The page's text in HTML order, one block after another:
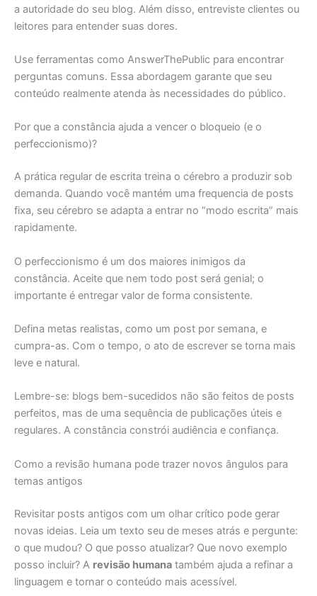
a autoridade do seu blog. Além disso, entreviste clientes ou
leitores para entender suas dores.
Use ferramentas como AnswerThePublic para encontrar
perguntas comuns. Essa abordagem garante que seu
conteúdo realmente atenda às necessidades do público.
Por que a constância ajuda a vencer o bloqueio (e o
perfeccionismo)?
A prática regular de escrita treina o cérebro a produzir sob
demanda. Quando você mantém uma frequencia de posts
fixa, seu cérebro se adapta a entrar no “modo escrita” mais
rapidamente.
O perfeccionismo é um dos maiores inimigos da
constância. Aceite que nem todo post será genial; o
importante é entregar valor de forma consistente.
Defina metas realistas, como um post por semana, e
cumpra-as. Com o tempo, o ato de escrever se torna mais
leve e natural.
Lembre-se: blogs bem-sucedidos não são feitos de posts
perfeitos, mas de uma sequência de publicações úteis e
regulares. A constância constrói audiência e confiança.
Como a revisão humana pode trazer novos ângulos para
temas antigos
Revisitar posts antigos com um olhar crítico pode gerar
novas ideias. Leia um texto seu de meses atrás e pergunte:
o que mudou? O que posso atualizar? Que novo exemplo
posso incluir? A revisão humana também ajuda a refinar a
linguagem e tornar o conteúdo mais acessível.